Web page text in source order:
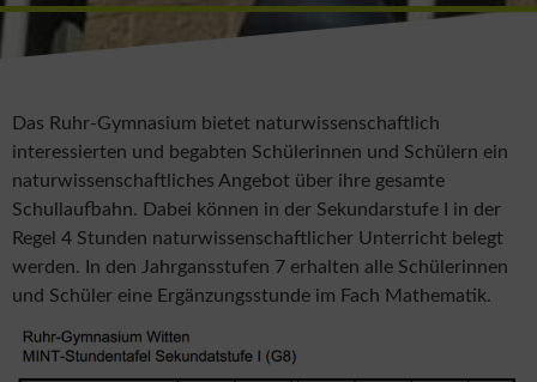
Das Ruhr-Gymnasium bietet naturwissenschaftlich
interessierten und begabten Schülerinnen und Schülern ein
naturwissenschaftliches Angebot über ihre gesamte
Schullaufbahn. Dabei können in der Sekundarstufe I in der
Regel 4 Stunden naturwissenschaftlicher Unterricht belegt
werden. In den Jahrgansstufen 7 erhalten alle Schülerinnen
und Schüler eine Ergänzungsstunde im Fach Mathematik.